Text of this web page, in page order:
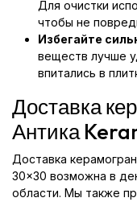
Для очистки
чтобы не
Избегайте
веществ лучше
впитались в
Доставка
Антика
Доставка
30x30 возможна в
области. Мы также